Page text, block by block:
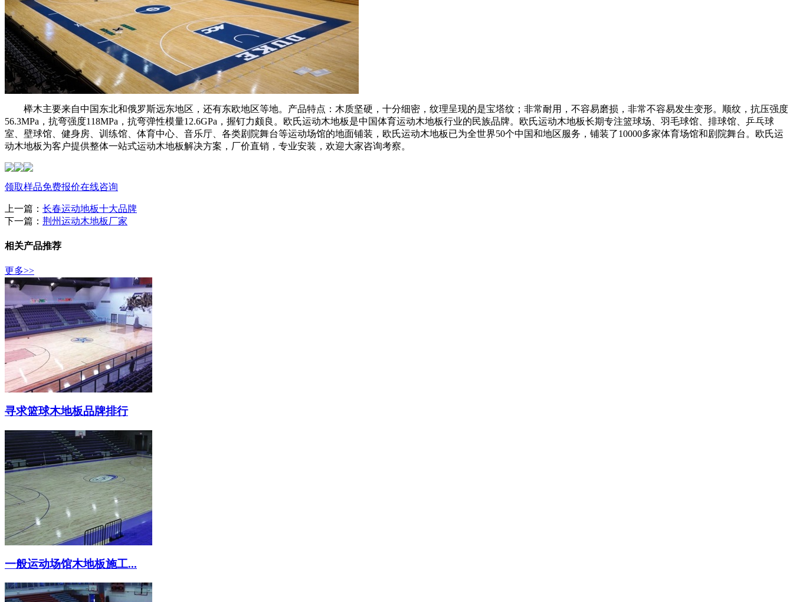
榉木主要来自中国东北和俄罗斯远东地区，还有东欧地区等地。产品特点：木质坚硬，十分细密，纹理呈现的是宝塔纹；非常耐用，不容易磨损，非常不容易发生变形。顺纹，抗压强度
56.3MPa，抗弯强度118MPa，抗弯弹性模量12.6GPa，握钉力颇良。欧氏运动木地板是中国体育运动木地板行业的民族品牌。欧氏运动木地板长期专注篮球场、羽毛球馆、排球馆、乒乓球
室、壁球馆、健身房、训练馆、体育中心、音乐厅、各类剧院舞台等运动场馆的地面铺装，欧氏运动木地板已为全世界50个中国和地区服务，铺装了10000多家体育场馆和剧院舞台。欧氏运
动木地板为客户提供整体一站式运动木地板解决方案，厂价直销，专业安装，欢迎大家咨询考察。
领取样品免费报价在线咨询
上一篇： 长春运动地板十大品牌
下一篇： 荆州运动木地板厂家
相关产品推荐
更多>>
寻求篮球木地板品牌排行
一般运动场馆木地板施工...